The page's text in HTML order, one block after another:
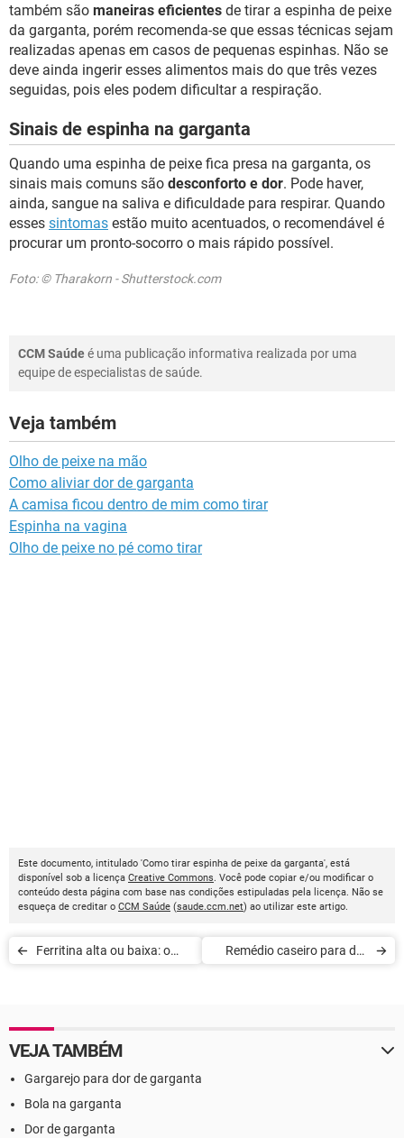
também são maneiras eficientes de tirar a espinha de peixe
da garganta, porém recomenda-se que essas técnicas sejam
realizadas apenas em casos de pequenas espinhas. Não se
deve ainda ingerir esses alimentos mais do que três vezes
seguidas, pois eles podem dificultar a respiração.
Sinais de espinha na garganta
Quando uma espinha de peixe fica presa na garganta, os
sinais mais comuns são desconforto e dor. Pode haver,
ainda, sangue na saliva e dificuldade para respirar. Quando
esses sintomas estão muito acentuados, o recomendável é
procurar um pronto-socorro o mais rápido possível.
Foto: © Tharakorn - Shutterstock.com
CCM Saúdeé uma publicação informativa realizada por uma
equipe de especialistas de saúde.
Veja também
Olho de peixe na mão
Como aliviar dor de garganta
A camisa ficou dentro de mim como tirar
Espinha na vagina
Olho de peixe no pé como tirar
Este documento, intitulado 'Como tirar espinha de peixe da garganta', está
disponível sob a licença Creative Commons. Você pode copiar e/ou modificar o
conteúdo desta página com base nas condições estipuladas pela licença. Não se
esqueça de creditar o CCM Saúde (saude.ccm.net) ao utilizar este artigo.
Ferritina alta ou baixa: o
Remédio caseiro para dor
VEJA TAMBÉM
Gargarejo para dor de garganta
Bola na garganta
Dor de garganta